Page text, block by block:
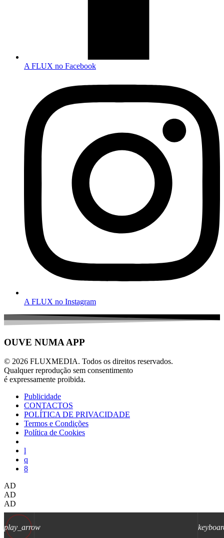
play_arrow
A FLUX no Facebook
A FLUX no Instagram
OUVE NUMA APP
© 2026 FLUXMEDIA. Todos os direitos reservados.
Qualquer reprodução sem consentimento
é expressamente proibida.
Publicidade
CONTACTOS
POLÍTICA DE PRIVACIDADE
Termos e Condições
Política de Cookies
AD
AD
AD